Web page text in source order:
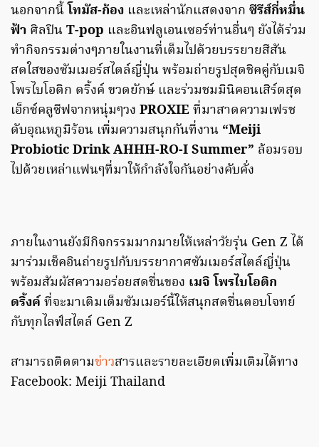
นอกจากนี้โทมัส-ก้อง และเหล่านักแสดงจาก ซีรีส์กี่หมื่น
ฟ้า ศิลปินT-pop และอินฟลูเอนเซอร์ท่านอื่นๆ ยังได้ร่วม
ทำกิจกรรมต่างๆภายในงานที่เต็มไปด้วยบรรยายสีสัน
สดใสของซัมเมอร์สไตล์ญี่ปุ่น พร้อมถ่ายรูปสุดชิคคู่กับเมจิ
โพรไบโอติก ดริ้งค์ ขวดยักษ์ และร่วมชมมินิคอนเสิร์ตสุด
เอ็กซ์คลูซีฟจากหนุ่มๆวง PROXIEที่มาสาดความเฟรช
ดับอุณหภูมิร้อน เพิ่มความสนุกกันที่งาน “Meiji
Probiotic Drink AHHH-RO-I Summer” ล้อมรอบ
ไปด้วยเหล่าแฟนๆที่มาให้กำลังใจกันอย่างคับคั่ง
ภายในงานยังมีกิจกรรมมากมายให้เหล่าวัยรุ่น Gen Z ได้
มาร่วมเช็คอินถ่ายรูปกับบรรยากาศซัมเมอร์สไตล์ญี่ปุ่น
พร้อมสัมผัสความอร่อยสดชื่นของ เมจิ โพรไบโอติก
ดริ้งค์ที่จะมาเติมเต็มซัมเมอร์นี้ให้สนุกสดชื่นตอบโจทย์
กับทุกไลฟ์สไตล์ Gen Z
สามารถติดตามข่าวสารและรายละเอียดเพิ่มเติมได้ทาง
Facebook: Meiji Thailand